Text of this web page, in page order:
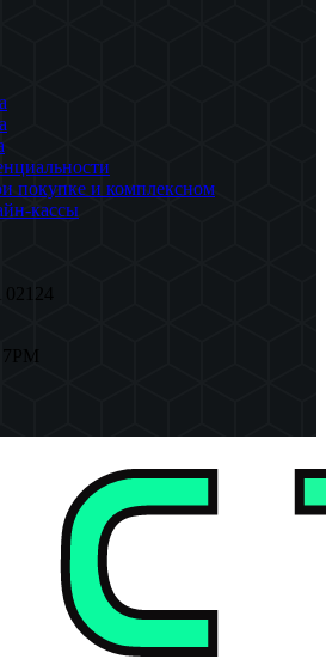
покупке и комплексном
кассы
02124